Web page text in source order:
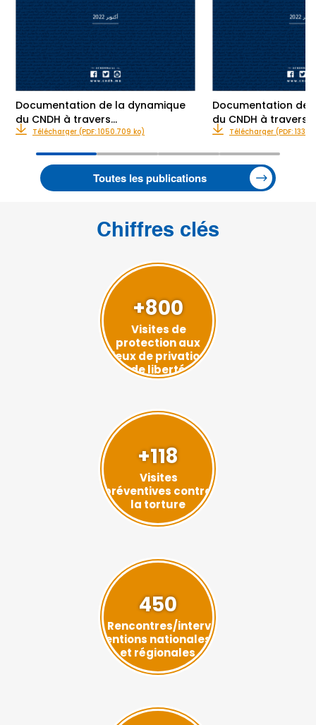
Toutes les publications
Documentation de la dynamique
du CNDH à travers…
Télécharger (PDF: 1050.709 ko)
Documentation de
du CNDH à travers…
Télécharger (PDF:
Chiffres clés
+800
Visites de
protection aux
lieux de privation
de liberté
+118
Visites
préventives contre
la torture
450
Rencontres/interv
entions nationales
et régionales